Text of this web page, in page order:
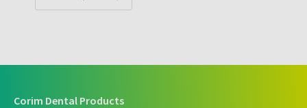
Corim Dental Products